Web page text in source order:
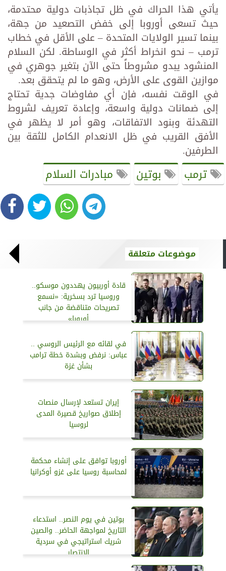
يأتي هذا الحراك في ظل تجاذبات دولية محتدمة،
حيث تسعى أوروبا إلى خفض التصعيد من جهة،
بينما تسير الولايات المتحدة – على الأقل في خطاب
ترمب – نحو انخراط أكثر في الوساطة. لكن السلام
المنشود يبدو مشروطاً حتى الآن بتغير جوهري في
موازين القوى على الأرض، وهو ما لم يتحقق بعد.
في الوقت نفسه، فإن أي مفاوضات جدية تحتاج
إلى ضمانات دولية واسعة، وإعادة تعريف لشروط
التهدئة وبنود الاتفاقات، وهو أمر لا يظهر في
الأفق القريب في ظل الانعدام الكامل للثقة بين
الطرفين.
ترمب بوتين مبادرات السلام
موضوعات متعلقة
قادة أوربيون يهددون موسكو..
وروسيا ترد بسخرية: «نسمع
تصريحات متناقضة من جانب
أوروبا»
في لقائه مع الرئيس الروسي ..
عباس: نرفض وبشدة خطة ترامب
بشأن غزة
إيران تستعد لإرسال منصات
إطلاق صواريخ قصيرة المدى
لروسيا
أوروبا توافق على إنشاء محكمة
لمحاسبة روسيا على غزو أوكرانيا
بوتين في يوم النصر.. استدعاء
التاريخ لمواجهة الحاضر.. والصين
شريك استراتيجي في سردية
الانتصار